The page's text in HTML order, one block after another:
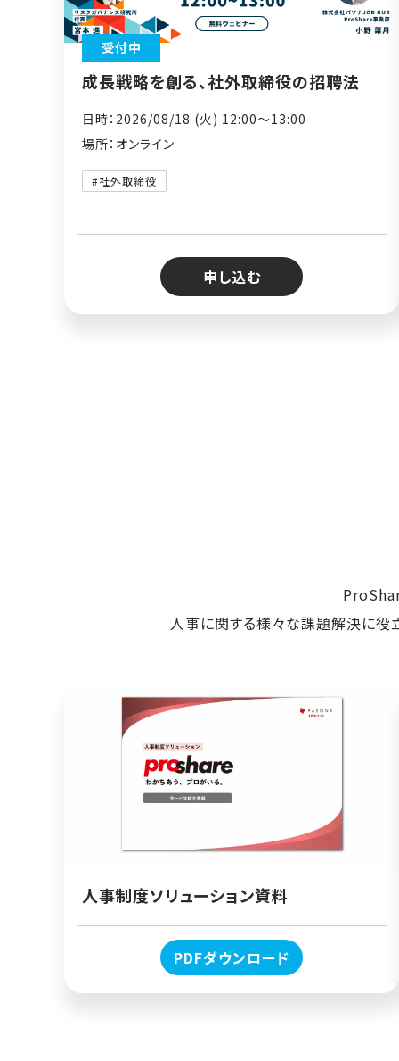
受付中
成長戦略を創る、社外取締役の招聘法
日時：2026/08/18 (火) 12:00〜13:00
場所：オンライン
#社外取締役
申し込む
人事に関する様々な課題解決に役
人事制度ソリューション資料
PDFダウンロード